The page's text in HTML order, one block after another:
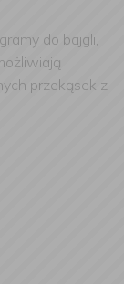
do bajgli,
przekąsek z